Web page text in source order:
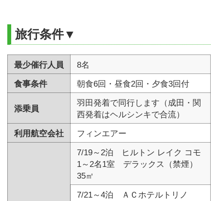
旅行条件▼
最少催行人員
8名
食事条件
朝食6回・昼食2回・夕食3回付
添乗員
羽田発着で同行します（成田・関
西発着はヘルシンキで合流）
利用航空会社
フィンエアー
7/19～2泊 ヒルトン レイク コモ
1～2名1室 デラックス（禁煙）
35㎡
7/21～4泊 ＡＣホテルトリノ